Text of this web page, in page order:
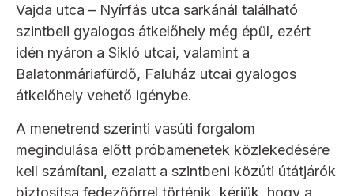
Vajda utca – Nyírfás utca sarkánál található
szintbeli gyalogos átkelőhely még épül, ezért
idén nyáron a Sikló utcai, valamint a
Balatonmáriafürdő, Faluház utcai gyalogos
átkelőhely vehető igénybe.
A menetrend szerinti vasúti forgalom
megindulása előtt próbamenetek közlekedésére
kell számítani, ezalatt a szintbeni közúti útátjárók
biztosítsa fedezőőrrel történik, kérjük, hogy a